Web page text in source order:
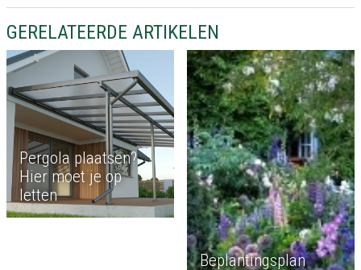
GERELATEERDE ARTIKELEN
Pergola plaatsen?
Hier moet je op
letten
Beplantingsplan